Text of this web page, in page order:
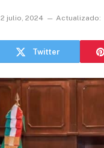
2 julio, 2024 Actualizado:
Twitter